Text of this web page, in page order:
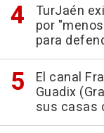
TurJaén
por
para
El canal
Guadix
sus casas